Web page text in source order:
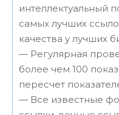
интеллектуальный
самых лучших
качества у лучших
— Регулярная
более чем 100
пересчет
— Все известные